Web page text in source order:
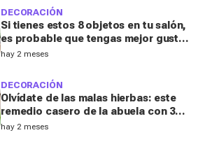
DECORACIÓN
Si tienes estos 8 objetos en tu salón,
es probable que tengas mejor gusto
del que pensabas
hay 2 meses
DECORACIÓN
Olvídate de las malas hierbas: este
remedio casero de la abuela con 3
ingredientes que tienes ya en tu
hay 2 meses